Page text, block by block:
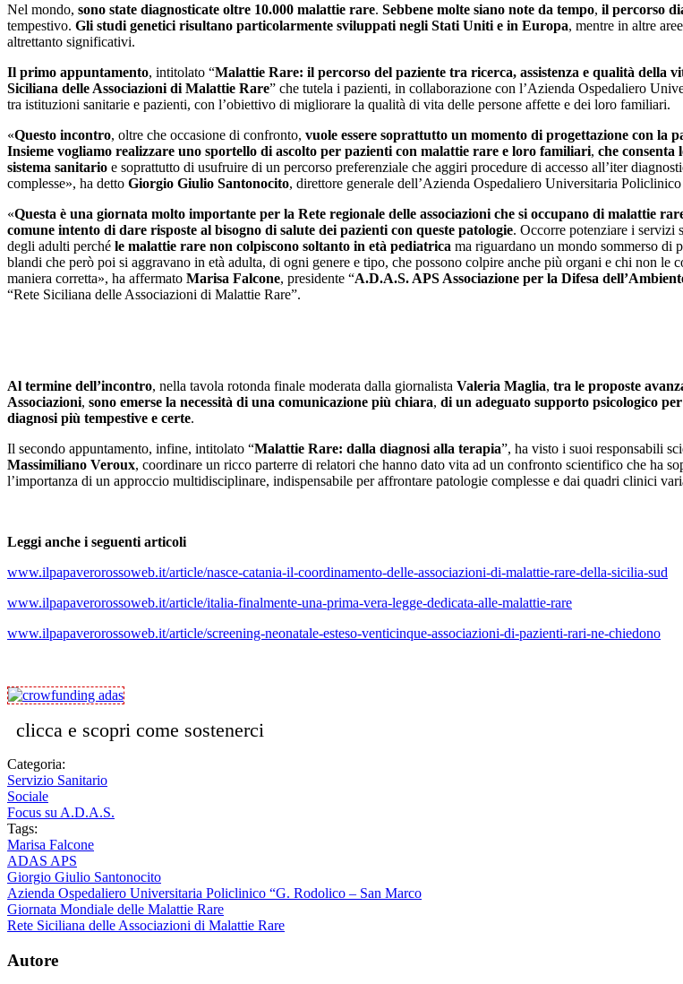
Nel mondo, sono state diagnosticate oltre 10.000 malattie rare. Sebbene molte siano note da tempo, il percorso
tempestivo. Gli studi genetici risultano particolarmente sviluppati negli Stati Uniti e in Europa, mentre in altre
altrettanto significativi.
Il primo appuntamento, intitolato “Malattie Rare: il percorso del paziente tra ricerca, assistenza e qualità della
Siciliana delle Associazioni di Malattie Rare” che tutela i pazienti, in collaborazione con l’Azienda Ospedaliero
tra istituzioni sanitarie e pazienti, con l’obiettivo di migliorare la qualità di vita delle persone affette e dei loro familiari.
«Questo incontro, oltre che occasione di confronto, vuole essere soprattutto un momento di progettazione con la
Insieme vogliamo realizzare uno sportello di ascolto per pazienti con malattie rare e loro familiari, che
sistema sanitario e soprattutto di usufruire di un percorso preferenziale che aggiri procedure di accesso all’iter
complesse», ha detto Giorgio Giulio Santonocito, direttore generale dell’Azienda Ospedaliero Universitaria
«Questa è una giornata molto importante per la Rete regionale delle associazioni che si occupano di malattie
comune intento di dare risposte al bisogno di salute dei pazienti con queste patologie. Occorre potenziare i servizi
degli adulti perché le malattie rare non colpiscono soltanto in età pediatrica ma riguardano un mondo sommerso di
blandi che però poi si aggravano in età adulta, di ogni genere e tipo, che possono colpire anche più organi e chi non le
maniera corretta», ha affermato Marisa Falcone, presidente “A.D.A.S. APS Associazione per la Difesa
“Rete Siciliana delle Associazioni di Malattie Rare”.
Al termine dell’incontro, nella tavola rotonda finale moderata dalla giornalista Valeria Maglia, tra le proposte
Associazioni, sono emerse la necessità di una comunicazione più chiara, di un adeguato supporto psicologico
diagnosi più tempestive e certe.
Il secondo appuntamento, infine, intitolato “Malattie Rare: dalla diagnosi alla terapia”, ha visto i suoi responsabili
Massimiliano Veroux, coordinare un ricco parterre di relatori che hanno dato vita ad un confronto scientifico che ha
l’importanza di un approccio multidisciplinare, indispensabile per affrontare patologie complesse e dai quadri clinici
Leggi anche i seguenti articoli
www.ilpapaverorossoweb.it/article/nasce-catania-il-coordinamento-delle-associazioni-di-malattie-rare-della-sicilia-sud
www.ilpapaverorossoweb.it/article/italia-finalmente-una-prima-vera-legge-dedicata-alle-malattie-rare
www.ilpapaverorossoweb.it/article/screening-neonatale-esteso-venticinque-associazioni-di-pazienti-rari-ne-chiedono
clicca e scopri come sostenerci
Categoria:
Servizio Sanitario
Sociale
Focus su A.D.A.S.
Tags:
Marisa Falcone
ADAS APS
Giorgio Giulio Santonocito
Azienda Ospedaliero Universitaria Policlinico “G. Rodolico – San Marco
Giornata Mondiale delle Malattie Rare
Rete Siciliana delle Associazioni di Malattie Rare
Autore